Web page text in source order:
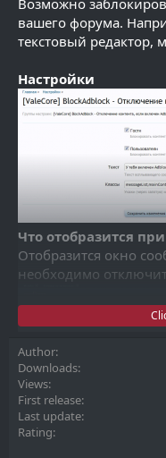
Возможно
вашего форума.
текстовый редактор,
Настройки
Что отобразится
Отобразится окно
необходимо
После закрытия окна
Author
Downloads
Views
First release
Last update
Rating